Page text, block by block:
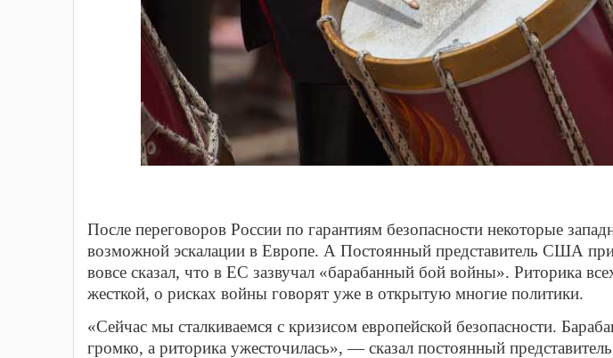
После переговоров России по гарантиям безопасности некоторые
возможной эскалации в Европе. А Постоянный представитель США
вовсе сказал, что в ЕС зазвучал «барабанный бой войны». Риторика
жесткой, о рисках войны говорят уже в открытую многие политики.
«Сейчас мы сталкиваемся с кризисом европейской безопасности.
громко, а риторика ужесточилась», — сказал постоянный